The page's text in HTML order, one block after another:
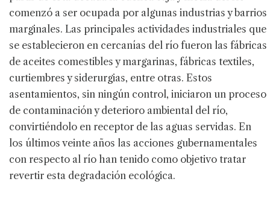
comenzó a ser ocupada por algunas industrias y barrios
marginales. Las principales actividades industriales que
se establecieron en cercanías del río fueron las fábricas
de aceites comestibles y margarinas, fábricas textiles,
curtiembres y siderurgias, entre otras. Estos
asentamientos, sin ningún control, iniciaron un proceso
de contaminación y deterioro ambiental del río,
convirtiéndolo en receptor de las aguas servidas. En
los últimos veinte años las acciones gubernamentales
con respecto al río han tenido como objetivo tratar
revertir esta degradación ecológica.